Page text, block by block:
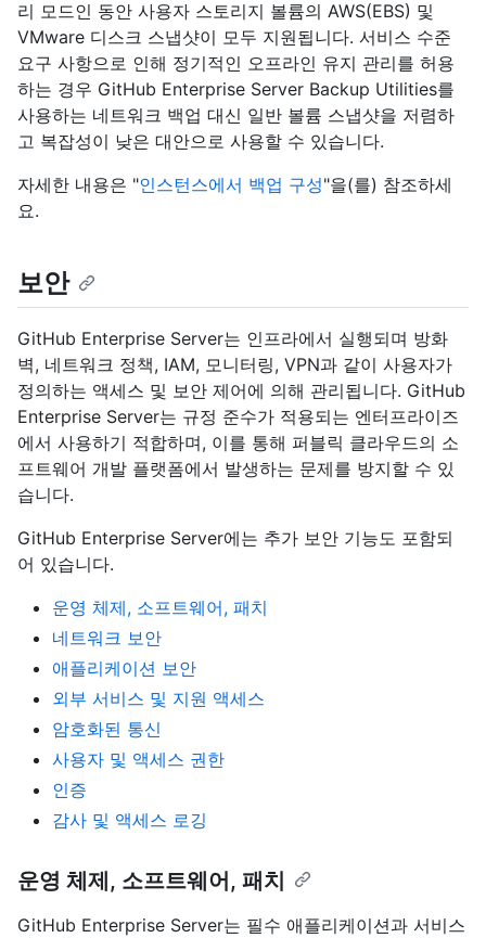
리 모드인 동안 사용자 스토리지 볼륨의 AWS(EBS) 및
VMware 디스크 스냅샷이 모두 지원됩니다. 서비스 수준
요구 사항으로 인해 정기적인 오프라인 유지 관리를 허용
하는 경우 GitHub Enterprise Server Backup Utilities를
사용하는 네트워크 백업 대신 일반 볼륨 스냅샷을 저렴하
고 복잡성이 낮은 대안으로 사용할 수 있습니다.
자세한 내용은 "인스턴스에서 백업 구성"을(를) 참조하세
요.
보안
GitHub Enterprise Server는 인프라에서 실행되며 방화
벽, 네트워크 정책, IAM, 모니터링, VPN과 같이 사용자가
정의하는 액세스 및 보안 제어에 의해 관리됩니다. GitHub
Enterprise Server는 규정 준수가 적용되는 엔터프라이즈
에서 사용하기 적합하며, 이를 통해 퍼블릭 클라우드의 소
프트웨어 개발 플랫폼에서 발생하는 문제를 방지할 수 있
습니다.
GitHub Enterprise Server에는 추가 보안 기능도 포함되
어 있습니다.
운영 체제, 소프트웨어, 패치
네트워크 보안
애플리케이션 보안
외부 서비스 및 지원 액세스
암호화된 통신
사용자 및 액세스 권한
인증
감사 및 액세스 로깅
운영 체제, 소프트웨어, 패치
GitHub Enterprise Server는 필수 애플리케이션과 서비스